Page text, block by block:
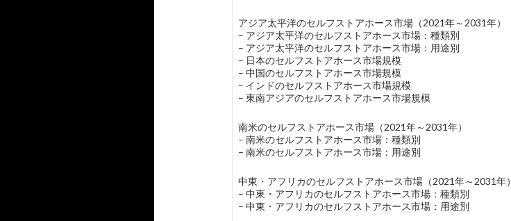
アジア太平洋のセルフストアホース市場（2021年～2031年）
– アジア太平洋のセルフストアホース市場：種類別
– アジア太平洋のセルフストアホース市場：用途別
– 日本のセルフストアホース市場規模
– 中国のセルフストアホース市場規模
– インドのセルフストアホース市場規模
– 東南アジアのセルフストアホース市場規模
南米のセルフストアホース市場（2021年～2031年）
– 南米のセルフストアホース市場：種類別
– 南米のセルフストアホース市場：用途別
中東・アフリカのセルフストアホース市場（2021年～2031年）
– 中東・アフリカのセルフストアホース市場：種類別
– 中東・アフリカのセルフストアホース市場：用途別